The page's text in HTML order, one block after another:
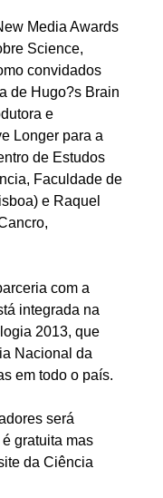
Media Awards
Science,
convidados
de Hugo?s Brain
e
Longer para a
de Estudos
Faculdade de
e Raquel
com a
integrada na
2013, que
Nacional da
em todo o país.
será
gratuita mas
da Ciência